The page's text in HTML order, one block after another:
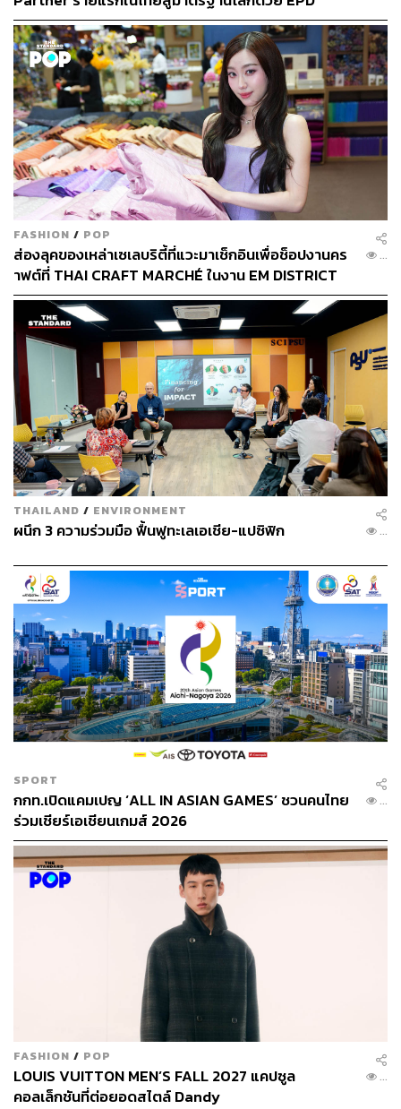
2. Activation สร้างประสบการณ์ร่วมกับลูกค้าผ่านกิจกรรมทั้ง
ออฟไลน์และออนไลน์ เปิดพื้นที่ให้ทดลองสินค้า แลกเปลี่ยน
มุมมอง และสะท้อนตัวตน
3. Collaboration ร่วมงานกับศิลปิน นักดนตรี และครีเอเตอร์ที่
มี DNA แบบ C P S เพื่อสร้างคอลเลกชันและคอนเทนต์ที่
กระตุ้นความคิดสร้างสรรค์ของ Community
ท้ายที่สุด อภิสิทธิ์ได้ย้ำจุดยืนของ C P S ว่า ความเท่ยังคงเป็น
DNA หลักของแบรนด์ แต่เป็นความเท่ที่เข้าถึงได้ง่าย และเกิด
ขึ้นได้จริงในชีวิตประจำวัน ภายใต้แนวคิด Unfollow
Ordinary – ก้าวต่าง แฟชั่นที่ใส่ง่าย มีสไตล์ และยังกล้าโดด
TAGS: แบรนด์เสื้อผ้า CPS Chaps
PR News
การรีแบรนด์
แฟชั่น Collaboration
เสื้อผ้า
Reform-Rebrand
LOADING...
ABOUT THE AUTHOR
ALL THINGS THAT SHAPE AND SHIFT
CULTURE. Instagram / Facebook / Twitter :
thestandardpop
International พร้อมชูแนวคิด Global Standards for
Global Sustainable Living ส่งมอบบ้านคุณภาพ ลด
ผลกระทบต่อสิ่งแวดล้อม พร้อมปั้นนักออกแบบที่ใส่ใจโลก
FASHION / POP
ส่องลุคของเหล่าเซเลบริตี้ที่แวะมาเช็กอินเพื่อช็อปงานคร
าฟต์ที่ THAI CRAFT MARCHÉ ในงาน EM DISTRICT
SENSE OF THAI 2026 [PR NEWS]
...
THAILAND / ENVIRONMENT
ผนึก 3 ความร่วมมือ ฟื้นฟูทะเลเอเชีย-แปซิฟิก ...
SPORT
กกท.เปิดแคมเปญ ‘ALL IN ASIAN GAMES’ ชวนคนไทย
ร่วมเชียร์เอเชียนเกมส์ 2026
...
FASHION / POP
LOUIS VUITTON MEN’S FALL 2027 แคปซูล
คอลเล็กชันที่ต่อยอดสไตล์ Dandy
...